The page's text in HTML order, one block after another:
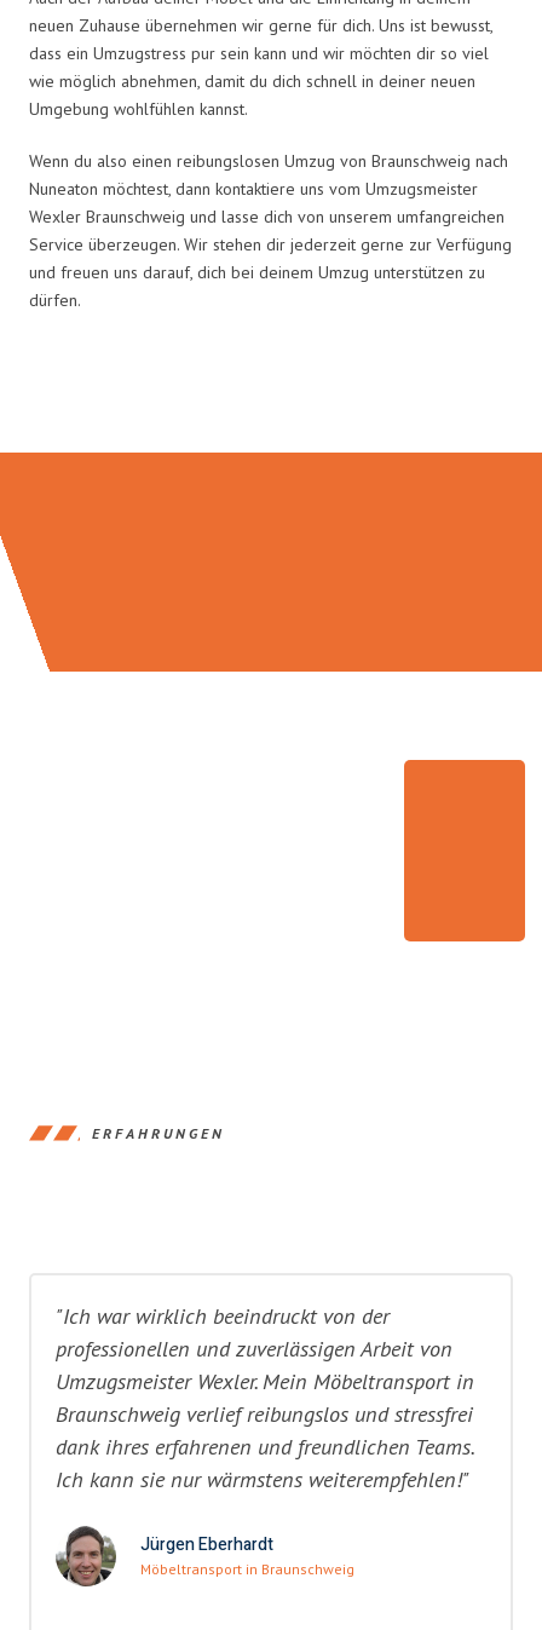
neuen Zuhause übernehmen wir gerne für dich. Uns ist bewusst,
dass ein Umzugstress pur sein kann und wir möchten dir so viel
wie möglich abnehmen, damit du dich schnell in deiner neuen
Umgebung wohlfühlen kannst.
Wenn du also einen reibungslosen Umzug von Braunschweig nach
Nuneaton möchtest, dann kontaktiere uns vom Umzugsmeister
Wexler Braunschweig und lasse dich von unserem umfangreichen
Service überzeugen. Wir stehen dir jederzeit gerne zur Verfügung
und freuen uns darauf, dich bei deinem Umzug unterstützen zu
dürfen.
ERFAHRUNGEN
"Ich war wirklich beeindruckt von der
professionellen und zuverlässigen Arbeit von
Umzugsmeister Wexler. Mein Möbeltransport in
Braunschweig verlief reibungslos und stressfrei
dank ihres erfahrenen und freundlichen Teams.
Ich kann sie nur wärmstens weiterempfehlen!"
Jürgen Eberhardt
Möbeltransport in Braunschweig